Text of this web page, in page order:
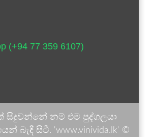
(+94 77 359 6107)
සිදුවන්නේ නම් එම පුද්ගලයා
සිටී. 'www.vinivida.lk' ©